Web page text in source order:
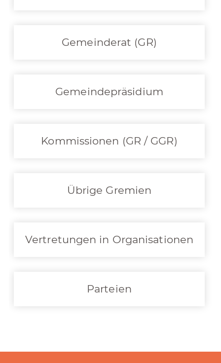
Gemeinderat (GR)
Gemeindepräsidium
Kommissionen (GR / GGR)
Übrige Gremien
Vertretungen in Organisationen
Parteien